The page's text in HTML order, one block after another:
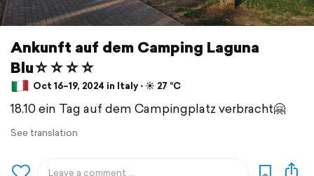
Ankunft auf dem Camping Laguna
Blu☆☆☆☆
Oct 16–19, 2024 in Italy ⋅ ☀️ 27 °C
18.10 ein Tag auf dem Campingplatz verbracht🤗
See translation